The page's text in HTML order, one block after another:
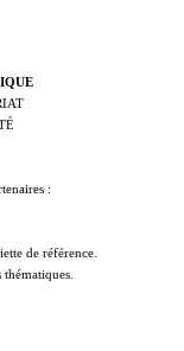
:
de référence.